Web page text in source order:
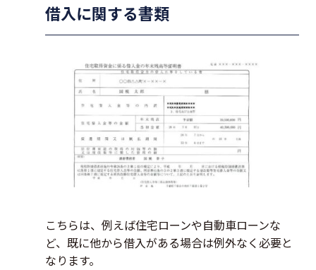
借入に関する書類
こちらは、例えば住宅ローンや自動車ローンな
ど、既に他から借入がある場合は例外なく必要と
なります。